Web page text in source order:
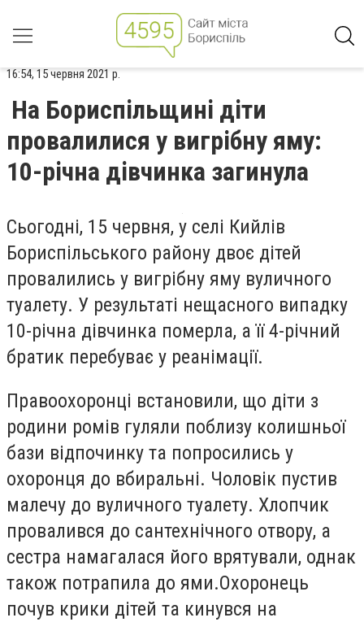
16:54, 15 червня 2021 р.
На Бориспільщині діти
провалилися у вигрібну яму:
10-річна дівчинка загинула
Сьогодні, 15 червня, у селі Кийлів
Бориспільського району двоє дітей
провалились у вигрібну яму вуличного
туалету. У результаті нещасного випадку
10-річна дівчинка померла, а її 4-річний
братик перебуває у реанімації.
Правоохоронці встановили, що діти з
родини ромів гуляли поблизу колишньої
бази відпочинку та попросились у
охоронця до вбиральні. Чоловік пустив
малечу до вуличного туалету. Хлопчик
провалився до сантехнічного отвору, а
сестра намагалася його врятували, однак
також потрапила до ями.Охоронець
почув крики дітей та кинувся на